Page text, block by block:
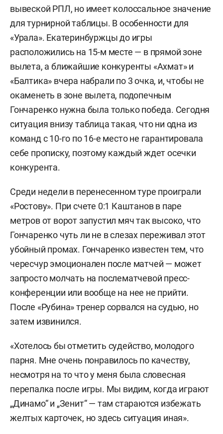
вывеской РПЛ, но имеет колоссальное значение
для турнирной таблицы. В особенности для
«Урала». Екатеринбуржцы до игры
расположились на 15-м месте — в прямой зоне
вылета, а ближайшие конкуренты «Ахмат» и
«Балтика» вчера набрали по 3 очка, и, чтобы не
окаменеть в зоне вылета, подопечным
Гончаренко нужна была только победа. Сегодня
ситуация внизу таблица такая, что ни одна из
команд с 10-го по 16-е место не гарантировала
себе прописку, поэтому каждый ждет осечки
конкурента.
Среди недели в перенесенном туре проиграли
«Ростову». При счете 0:1 Каштанов в паре
метров от ворот запустил мяч так высоко, что
Гончаренко чуть ли не в слезах переживал этот
убойный промах. Гончаренко известен тем, что
чересчур эмоционален после матчей — может
запросто молчать на послематчевой пресс-
конференции или вообще на нее не прийти.
После «Рубина» тренер сорвался на судью, но
затем извинился.
«Хотелось бы отметить судейство, молодого
парня. Мне очень понравилось по качеству,
несмотря на то что у меня была словесная
перепалка после игры. Мы видим, когда играют
„Динамо“ и „Зенит“ — там стараются избежать
желтых карточек, но здесь ситуация иная».